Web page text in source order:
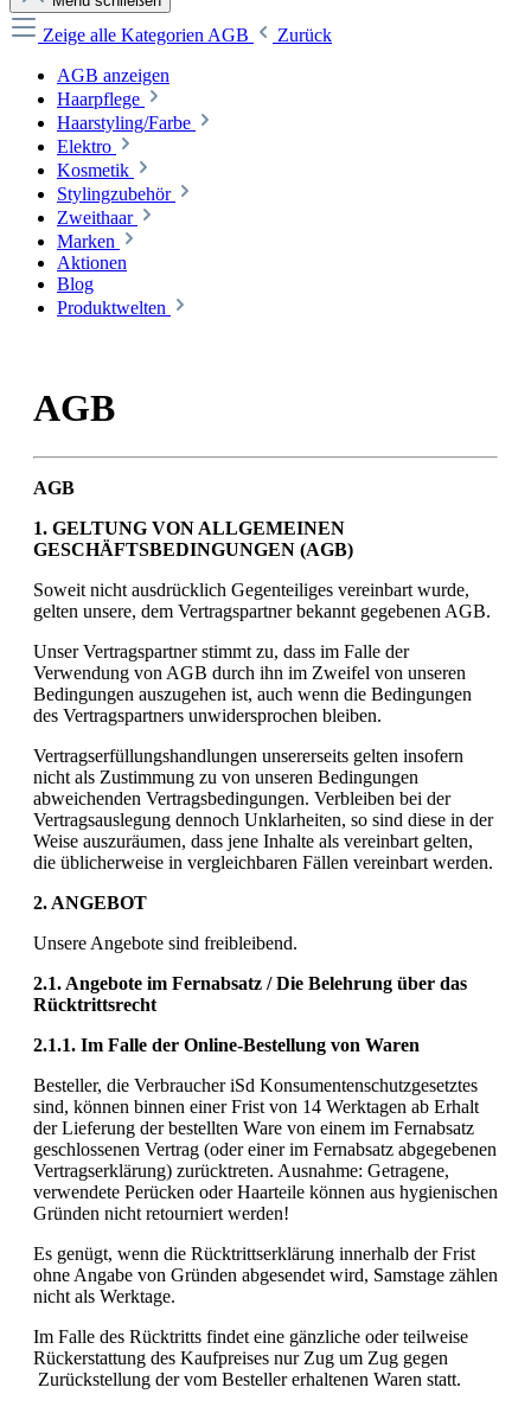
Zeige alle Kategorien AGB
Zurück
AGB anzeigen
Haarpflege
Haarstyling/Farbe
Elektro
Kosmetik
Stylingzubehör
Zweithaar
Marken
Aktionen
Blog
Produktwelten
AGB
AGB
1. GELTUNG VON ALLGEMEINEN
GESCHÄFTSBEDINGUNGEN (AGB)
Soweit nicht ausdrücklich Gegenteiliges vereinbart wurde,
gelten unsere, dem Vertragspartner bekannt gegebenen AGB.
Unser Vertragspartner stimmt zu, dass im Falle der
Verwendung von AGB durch ihn im Zweifel von unseren
Bedingungen auszugehen ist, auch wenn die Bedingungen
des Vertragspartners unwidersprochen bleiben.
Vertragserfüllungshandlungen unsererseits gelten insofern
nicht als Zustimmung zu von unseren Bedingungen
abweichenden Vertragsbedingungen. Verbleiben bei der
Vertragsauslegung dennoch Unklarheiten, so sind diese in der
Weise auszuräumen, dass jene Inhalte als vereinbart gelten,
die üblicherweise in vergleichbaren Fällen vereinbart werden.
2. ANGEBOT
Unsere Angebote sind freibleibend.
2.1. Angebote im Fernabsatz / Die Belehrung über das
Rücktrittsrecht
2.1.1. Im Falle der Online-Bestellung von Waren
Besteller, die Verbraucher iSd Konsumentenschutzgesetztes
sind, können binnen einer Frist von 14 Werktagen ab Erhalt
der Lieferung der bestellten Ware von einem im Fernabsatz
geschlossenen Vertrag (oder einer im Fernabsatz abgegebenen
Vertragserklärung) zurücktreten. Ausnahme: Getragene,
verwendete Perücken oder Haarteile können aus hygienischen
Gründen nicht retourniert werden!
Es genügt, wenn die Rücktrittserklärung innerhalb der Frist
ohne Angabe von Gründen abgesendet wird, Samstage zählen
nicht als Werktage.
Im Falle des Rücktritts findet eine gänzliche oder teilweise
Rückerstattung des Kaufpreises nur Zug um Zug gegen
Zurückstellung der vom Besteller erhaltenen Waren statt.